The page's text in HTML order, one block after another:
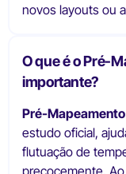
novos layouts ou
O que é o Pré-
importante?
Pré-Mapeamento
estudo oficial,
flutuação de
precocemente.